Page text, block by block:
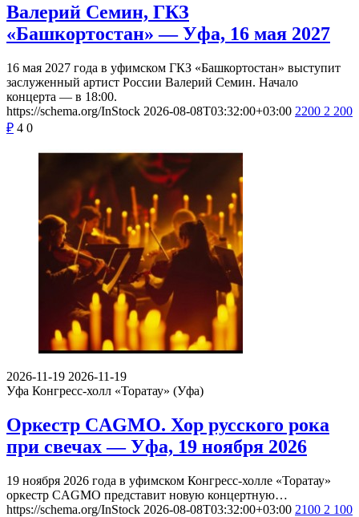
Валерий Семин, ГКЗ
«Башкортостан» — Уфа, 16 мая 2027
16 мая 2027 года в уфимском ГКЗ «Башкортостан» выступит
заслуженный артист России Валерий Семин. Начало
концерта — в 18:00.
https://schema.org/InStock 2026-08-08T03:32:00+03:00 2200 2 200
₽ 4 0
2026-11-19 2026-11-19
Уфа Конгресс-холл «Торатау» (Уфа)
Оркестр CAGMO. Хор русского рока
при свечах — Уфа, 19 ноября 2026
19 ноября 2026 года в уфимском Конгресс-холле «Торатау»
оркестр CAGMO представит новую концертную…
https://schema.org/InStock 2026-08-08T03:32:00+03:00 2100 2 100